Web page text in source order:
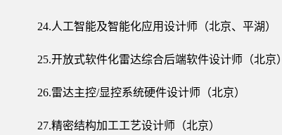
24.人工智能及智能化应用设计师（北京、平湖）
25.开放式软件化雷达综合后端软件设计师（北京）
26.雷达主控/显控系统硬件设计师（北京）
27.精密结构加工工艺设计师（北京）